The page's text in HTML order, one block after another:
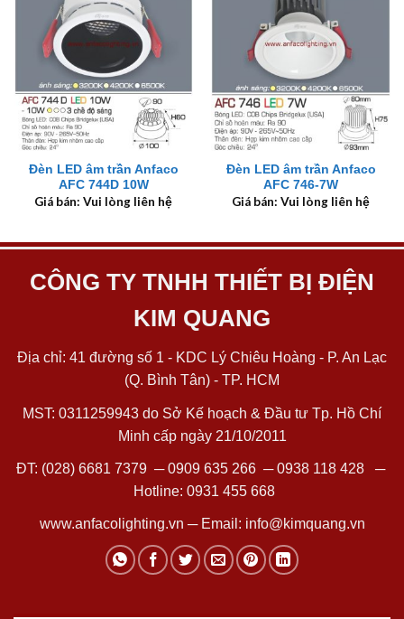
Đèn LED âm trần Anfaco
AFC 744D 10W
Giá bán: Vui lòng liên hệ
Đèn LED âm trần Anfaco
AFC 746-7W
Giá bán: Vui lòng liên hệ
CÔNG TY TNHH THIẾT BỊ ĐIỆN
KIM QUANG
Địa chỉ: 41 đường số 1 - KDC Lý Chiêu Hoàng - P. An Lạc
(Q. Bình Tân) - TP. HCM
MST: 0311259943 do Sở Kế hoạch & Đầu tư Tp. Hồ Chí
Minh cấp ngày 21/10/2011
ĐT: (028) 6681 7379 ─0909 635 266─0938 118 428─
Hotline: 0931 455 668
www.anfacolighting.vn ─ Email: info@kimquang.vn